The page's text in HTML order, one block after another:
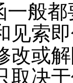
都
见索
改或
取决